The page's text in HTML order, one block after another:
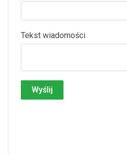
Tekst wiadomości
Wyślij